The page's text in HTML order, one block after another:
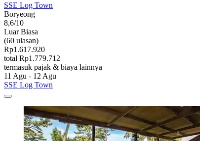
SSE Log Town
Boryeong
8,6/10
Luar Biasa
(60 ulasan)
Rp1.617.920
total Rp1.779.712
termasuk pajak & biaya lainnya
11 Agu - 12 Agu
SSE Log Town